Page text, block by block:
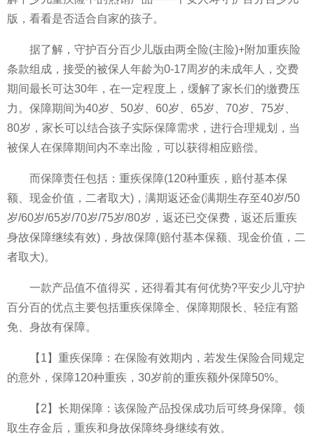
版，看看是否适合自家的孩子。
据了解，守护百分百少儿版由两全险(主险)+附加重疾险
条款组成，接受的被保人年龄为0-17周岁的未成年人，交费
期间最长可达30年，在一定程度上，缓解了家长们的缴费压
力。保障期间为40岁、50岁、60岁、65岁、70岁、75岁、
80岁，家长可以结合孩子实际保障需求，进行合理规划，当
被保人在保障期间内不幸出险，可以获得相应赔偿。
而保障责任包括：重疾保障(120种重疾，赔付基本保
额、现金价值，二者取大)，满期返还金(满期生存至40岁/50
岁/60岁/65岁/70岁/75岁/80岁，返还已交保费，返还后重疾
身故保障继续有效)，身故保障(赔付基本保额、现金价值，二
者取大)。
一款产品值不值得买，还得看其有何优势?平安少儿守护
百分百的优点主要包括重疾保障全、保障期限长、轻症有豁
免、身故有保障。
【1】重疾保障：在保险有效期内，若发生保险合同规定
的意外，保障120种重疾，30岁前的重疾额外保障50%。
【2】长期保障：该保险产品投保成功后可终身保障。领
取生存金后，重疾和身故保障终身继续有效。